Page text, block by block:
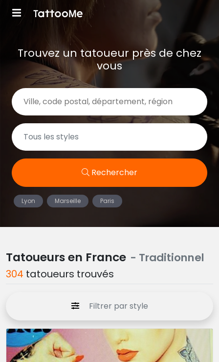
Trouvez un tatoueur près de chez
vous
Rechercher
Lyon Marseille Paris
Tatoueurs en France - Traditionnel
304 tatoueurs trouvés
Filtrer par style